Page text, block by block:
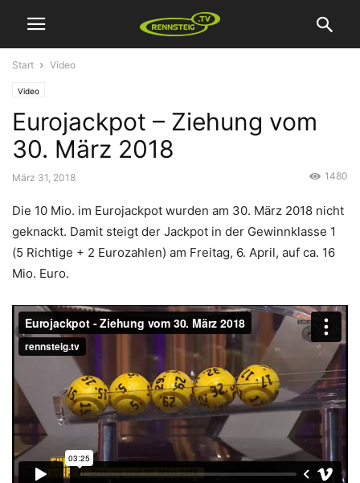
Start Video
Video
Eurojackpot – Ziehung vom
30. März 2018
März 31, 2018 1480
Die 10 Mio. im Eurojackpot wurden am 30. März 2018 nicht
geknackt. Damit steigt der Jackpot in der Gewinnklasse 1
(5 Richtige + 2 Eurozahlen) am Freitag, 6. April, auf ca. 16
Mio. Euro.